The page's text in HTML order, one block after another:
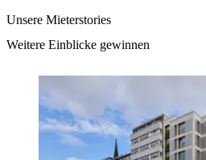
Unsere Mieterstories
Weitere Einblicke gewinnen